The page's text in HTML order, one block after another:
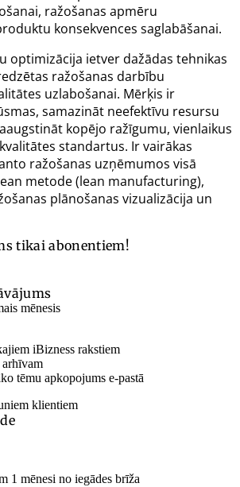
ražošanas apmēru
konsekvences saglabāšanai.
optimizācija ietver dažādas tehnikas
ražošanas darbību
uzlabošanai. Mērķis ir
samazināt neefektīvu resursu
kopējo ražīgumu, vienlaikus
standartus. Ir vairākas
ražošanas uzņēmumos visā
metode (lean manufacturing),
plānošanas vizualizācija un
tikai abonentiem!
mēnesis
iBizness rakstiem
tēmu apkopojums e-pastā
klientiem
1 mēnesi no iegādes brīža